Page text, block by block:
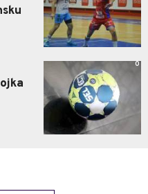
0